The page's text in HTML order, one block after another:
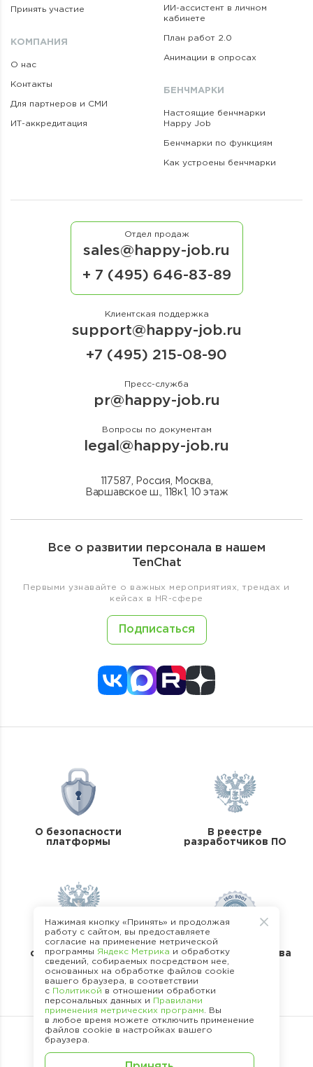
Принять участие
КОМПАНИЯ
О нас
Контакты
Для партнеров и СМИ
ИТ-аккредитация
ИИ-ассистент в личном
кабинете
План работ 2.0
Анимации в опросах
БЕНЧМАРКИ
Настоящие бенчмарки
Happy Job
Бенчмарки по функциям
Как устроены бенчмарки
Отдел продаж
sales@happy-job.ru
+ 7 (495) 646-83-89
Клиентская поддержка
support@happy-job.ru
+7 (495) 215-08-90
Пресс-служба
pr@happy-job.ru
Вопросы по документам
legal@happy-job.ru
117587, Россия, Москва,
Варшавское ш., 118к1, 10 этаж
Все о развитии персонала в нашем
TenChat
Первыми узнавайте о важных мероприятиях, трендах и
кейсах в HR-сфере
Подписаться
О безопасности
платформы
В реестре
разработчиков ПО
В реестре
операторов перс.
данных
Стандарты качества
Нажимая кнопку «Принять» и продолжая
работу с сайтом, вы предоставляете
согласие на применение метрической
программы Яндекс Метрика и обработку
сведений, собираемых посредством нее,
основанных на обработке файлов cookie
вашего браузера, в соответствии
с Политикой в отношении обработки
персональных данных и
Правилами
применения метрических программ . Вы
в любое время можете отключить применение
файлов cookie в настройках вашего
браузера.